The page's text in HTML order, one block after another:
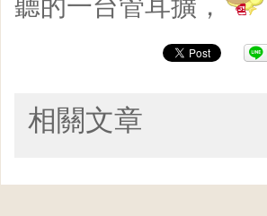
聽的一台管耳擴，
相關文章